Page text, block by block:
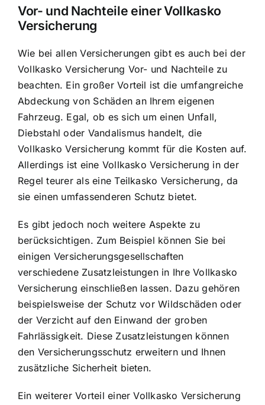
Vor- und Nachteile einer Vollkasko
Versicherung
Wie bei allen Versicherungen gibt es auch bei der
Vollkasko Versicherung Vor- und Nachteile zu
beachten. Ein großer Vorteil ist die umfangreiche
Abdeckung von Schäden an Ihrem eigenen
Fahrzeug. Egal, ob es sich um einen Unfall,
Diebstahl oder Vandalismus handelt, die
Vollkasko Versicherung kommt für die Kosten auf.
Allerdings ist eine Vollkasko Versicherung in der
Regel teurer als eine Teilkasko Versicherung, da
sie einen umfassenderen Schutz bietet.
Es gibt jedoch noch weitere Aspekte zu
berücksichtigen. Zum Beispiel können Sie bei
einigen Versicherungsgesellschaften
verschiedene Zusatzleistungen in Ihre Vollkasko
Versicherung einschließen lassen. Dazu gehören
beispielsweise der Schutz vor Wildschäden oder
der Verzicht auf den Einwand der groben
Fahrlässigkeit. Diese Zusatzleistungen können
den Versicherungsschutz erweitern und Ihnen
zusätzliche Sicherheit bieten.
Ein weiterer Vorteil einer Vollkasko Versicherung